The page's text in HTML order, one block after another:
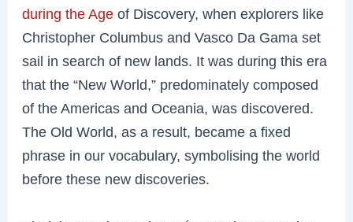
during the Age of Discovery, when explorers like
Christopher Columbus and Vasco Da Gama set
sail in search of new lands. It was during this era
that the “New World,” predominately composed
of the Americas and Oceania, was discovered.
The Old World, as a result, became a fixed
phrase in our vocabulary, symbolising the world
before these new discoveries.